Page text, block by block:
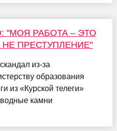
"МОЯ РАБОТА – ЭТО
ПРЕСТУПЛЕНИЕ"
из-за
образования
из «Курской телеги»
камни